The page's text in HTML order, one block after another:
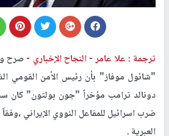
ترجمة : علا عامر-النجاح الإخباري -صرح
"شائول موفاز" بأن رئيس الأمن القومي
دونالد ترامب مؤخراً "جون بولتون" كان
ضرب اسرائيل للمفاعل النووي الإيراني
العبرية .